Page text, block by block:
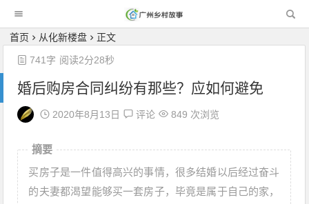
首页 从化新楼盘 正文
婚后购房合同纠纷有那些？应如何避免
2020年8月13日 评论 849 次浏览
741字 阅读2分28秒
摘要
买房子是一件值得高兴的事情，很多结婚以后经过奋斗
的夫妻都渴望能够买一套房子，毕竟是属于自己的家，